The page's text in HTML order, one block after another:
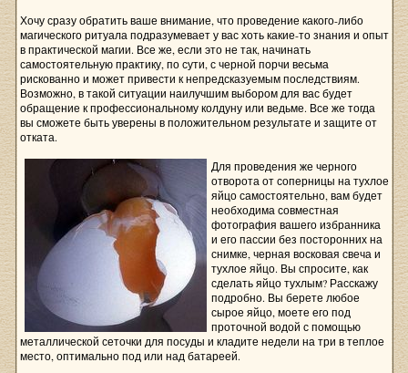
Хочу сразу обратить ваше внимание, что проведение какого-либо
магического ритуала подразумевает у вас хоть какие-то знания и опыт
в практической магии. Все же, если это не так, начинать
самостоятельную практику, по сути, с черной порчи весьма
рискованно и может привести к непредсказуемым последствиям.
Возможно, в такой ситуации наилучшим выбором для вас будет
обращение к профессиональному колдуну или ведьме. Все же тогда
вы сможете быть уверены в положительном результате и защите от
отката.
Для проведения же черного
отворота от соперницы на тухлое
яйцо самостоятельно, вам будет
необходима совместная
фотография вашего избранника
и его пассии без посторонних на
снимке, черная восковая свеча и
тухлое яйцо. Вы спросите, как
сделать яйцо тухлым? Расскажу
подробно. Вы берете любое
сырое яйцо, моете его под
проточной водой с помощью
металлической сеточки для посуды и кладите недели на три в теплое
место, оптимально под или над батареей.